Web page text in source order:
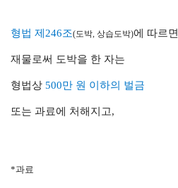
형법 제246조(도박, 상습도박)에 따르면
재물로써 도박을 한 자는
형법상 500만 원 이하의 벌금
또는 과료에 처해지고,
*과료